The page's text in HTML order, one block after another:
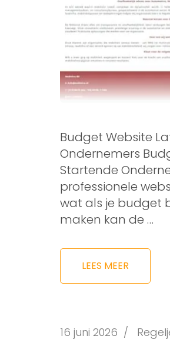
Budget Website
Ondernemers
Startende
professionele
wat als je budget
maken kan de …
LEES MEER
16 juni 2026 /